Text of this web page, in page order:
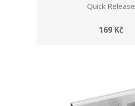
Quick Release
169 Kč